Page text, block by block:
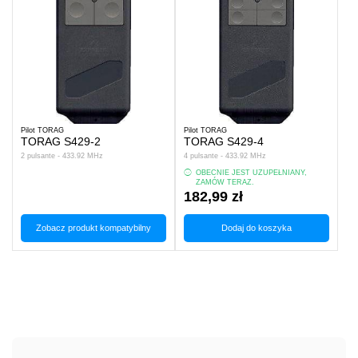
Pilot TORAG
TORAG S429-2
2 pulsante - 433.92 MHz
Zobacz produkt kompatybilny
Pilot TORAG
TORAG S429-4
4 pulsante - 433.92 MHz
OBECNIE JEST UZUPEŁNIANY,
ZAMÓW TERAZ.
182,99 zł
Dodaj do koszyka